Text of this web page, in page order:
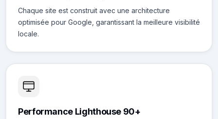
Chaque site est construit avec une architecture
optimisée pour Google, garantissant la meilleure visibilité
locale.
Performance Lighthouse 90+